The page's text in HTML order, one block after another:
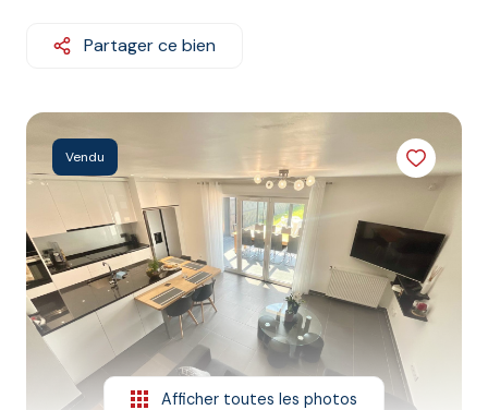
professionnel
vendus
Immobilier
neuf
Estimation
L'agence
Contact
Partager ce bien
Vendu
Afficher toutes les photos